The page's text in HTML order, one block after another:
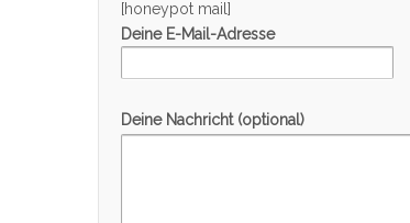
[honeypot mail]
Deine E-Mail-Adresse
Deine Nachricht (optional)